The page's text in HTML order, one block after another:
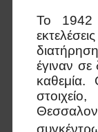
Το 1942
έγιναν σε
καθεμία.